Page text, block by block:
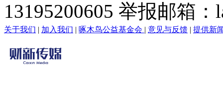
13195200605 举报邮箱
关于我们 | 加入我们 | 啄木鸟公益基金会 | 意见与反馈 | 提供新